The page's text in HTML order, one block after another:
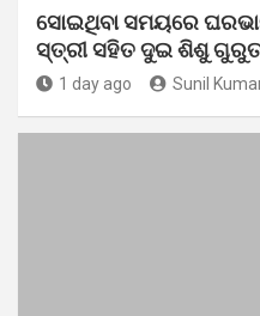
ସୋଇଥିବା ସମୟରେ
ସ୍ତ୍ରୀ ସହିତ ଦୁଇ ଶିଶୁ
1 day ago Sunil